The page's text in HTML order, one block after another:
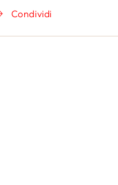
Acneiche Acneiche
Condividi